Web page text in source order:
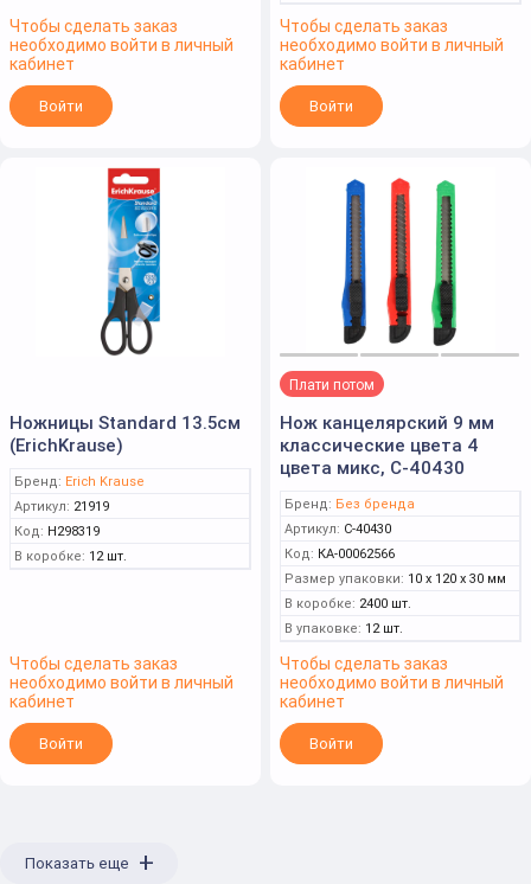
Чтобы сделать заказ
необходимо войти в личный
кабинет
Войти
Чтобы сделать заказ
необходимо войти в личный
кабинет
Войти
Ножницы Standard 13.5см
(ErichKrause)
Бренд: Erich Krause
Артикул: 21919
Код: Н298319
В коробке: 12 шт.
Чтобы сделать заказ
необходимо войти в личный
кабинет
Войти
Плати потом
Нож канцелярский 9 мм
классические цвета 4
цвета микс, С-40430
Бренд: Без бренда
Артикул: С-40430
Код: КА-00062566
Размер упаковки: 10 x 120 x 30 мм
В коробке: 2400 шт.
В упаковке: 12 шт.
Чтобы сделать заказ
необходимо войти в личный
кабинет
Войти
Показать еще +